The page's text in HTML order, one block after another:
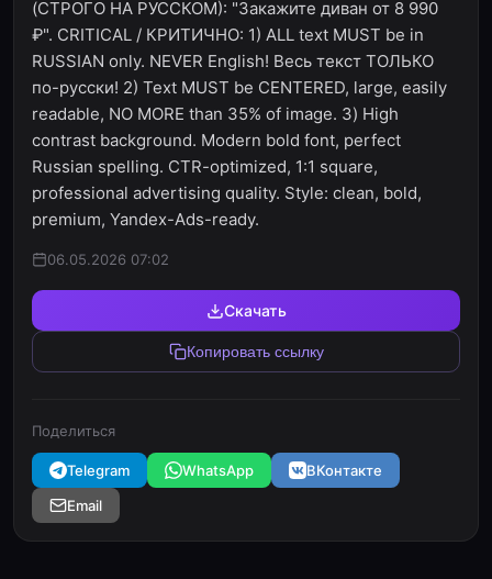
(СТРОГО НА РУССКОМ): "Закажите диван от 8 990
₽". CRITICAL / КРИТИЧНО: 1) ALL text MUST be in
RUSSIAN only. NEVER English! Весь текст ТОЛЬКО
по-русски! 2) Text MUST be CENTERED, large, easily
readable, NO MORE than 35% of image. 3) High
contrast background. Modern bold font, perfect
Russian spelling. CTR-optimized, 1:1 square,
professional advertising quality. Style: clean, bold,
premium, Yandex-Ads-ready.
06.05.2026 07:02
Скачать
Копировать ссылку
Поделиться
Telegram WhatsApp
ВКонтакте
Email